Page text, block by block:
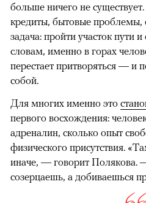
больше ничего не
кредиты, бытовые проблемы,
задача: пройти участок пути
словам, именно в горах
перестает притворяться — и
собой.
Для многих именно это
первого восхождения:
адреналин, сколько опыт
физического присутствия.
иначе, — говорит Полякова.
созерцаешь, а добиваешься